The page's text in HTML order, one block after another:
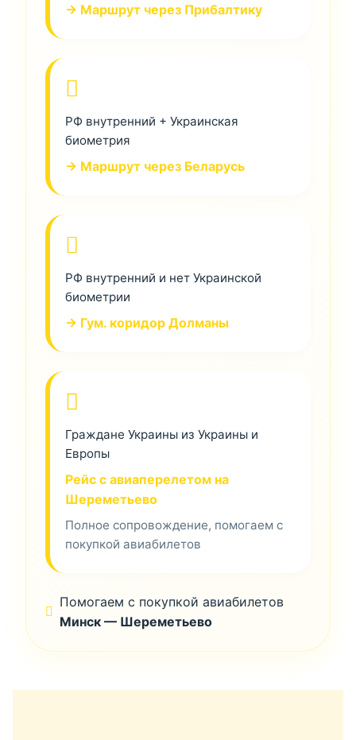
→ Маршрут через Прибалтику
РФ внутренний + Украинская
биометрия
→ Маршрут через Беларусь
РФ внутренний и нет Украинской
биометрии
→ Гум. коридор Долманы
Граждане Украины из Украины и
Европы
Рейс с авиаперелетом на
Шереметьево
Полное сопровождение, помогаем с
покупкой авиабилетов
Помогаем с покупкой авиабилетов
Минск — Шереметьево